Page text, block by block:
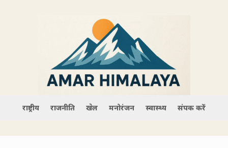
राष्ट्रीय राजनीति खेल मनोरंजन स्वास्थ्य संपर्क करें